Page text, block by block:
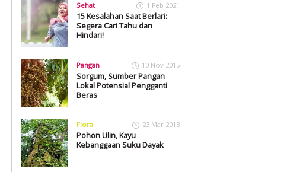
Sehat 1 Feb 2021
15 Kesalahan Saat Berlari:
Segera Cari Tahu dan
Hindari!
Pangan 10 Nov 2015
Sorgum, Sumber Pangan
Lokal Potensial Pengganti
Beras
Flora 23 Mar 2018
Pohon Ulin, Kayu
Kebanggaan Suku Dayak